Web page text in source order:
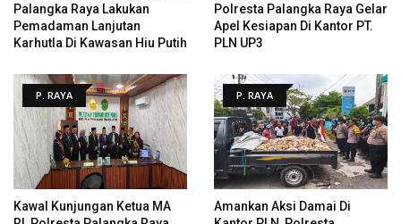
Palangka Raya Lakukan
Pemadaman Lanjutan
Karhutla Di Kawasan Hiu Putih
Polresta Palangka Raya Gelar
Apel Kesiapan Di Kantor PT.
PLN UP3
P. RAYA
Kawal Kunjungan Ketua MA
P. RAYA
Amankan Aksi Damai Di